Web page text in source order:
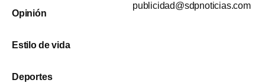
Opinión
Estilo de vida
Deportes
publicidad@sdpnoticias.com